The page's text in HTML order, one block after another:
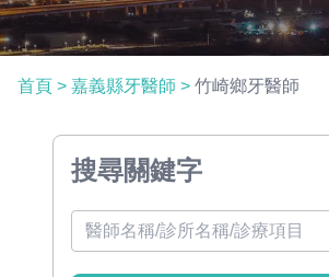
首頁 > 嘉義縣牙醫師 > 竹崎鄉牙醫師
搜尋關鍵字